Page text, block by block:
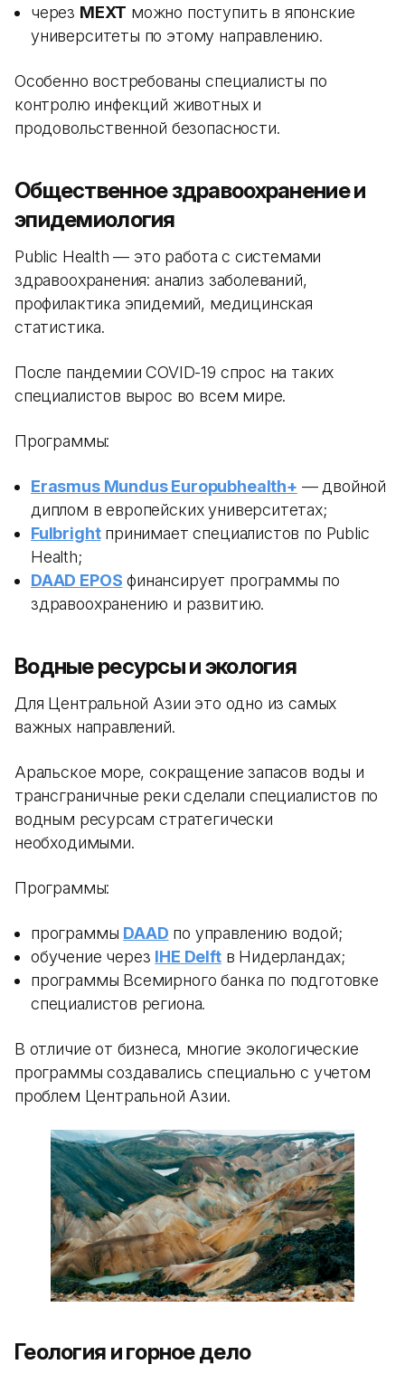
через MEXT можно поступить в японские
университеты по этому направлению.
Особенно востребованы специалисты по
контролю инфекций животных и
продовольственной безопасности.
Общественное здравоохранение и
эпидемиология
Public Health — это работа с системами
здравоохранения: анализ заболеваний,
профилактика эпидемий, медицинская
статистика.
После пандемии COVID-19 спрос на таких
специалистов вырос во всем мире.
Программы:
Erasmus Mundus Europubhealth+ — двойной
диплом в европейских университетах;
Fulbrightпринимает специалистов по Public
Health;
DAAD EPOS финансирует программы по
здравоохранению и развитию.
Водные ресурсы и экология
Для Центральной Азии это одно из самых
важных направлений.
Аральское море, сокращение запасов воды и
трансграничные реки сделали специалистов по
водным ресурсам стратегически
необходимыми.
Программы:
программы DAAD по управлению водой;
обучение через IHE Delftв Нидерландах;
программы Всемирного банка по подготовке
специалистов региона.
В отличие от бизнеса, многие экологические
программы создавались специально с учетом
проблем Центральной Азии.
Геология и горное дело